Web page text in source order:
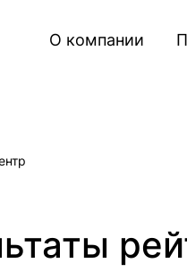
О компании